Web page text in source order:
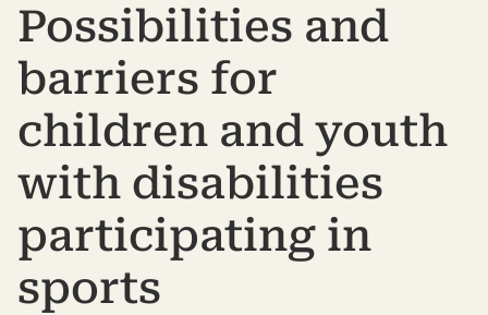
Possibilities and
barriers for
children and youth
with disabilities
participating in
sports